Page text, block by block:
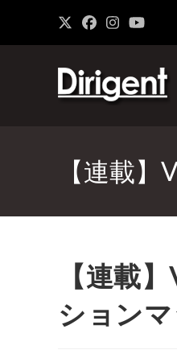
【連載
【連載
ション